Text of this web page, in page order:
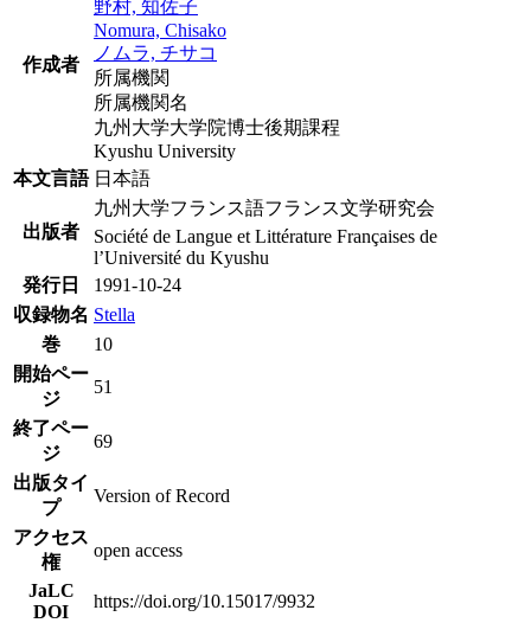
作成者
野村, 知佐子
Nomura, Chisako
ノムラ, チサコ
所属機関
所属機関名
九州大学大学院博士後期課程
Kyushu University
本文言語 日本語
出版者
九州大学フランス語フランス文学研究会
Société de Langue et Littérature Françaises de
l’Université du Kyushu
発行日
1991-10-24
収録物名 Stella
巻
10
開始ペー
ジ
51
終了ペー
ジ
69
出版タイ
プ
Version of Record
アクセス
権
open access
JaLC
DOI
https://doi.org/10.15017/9932